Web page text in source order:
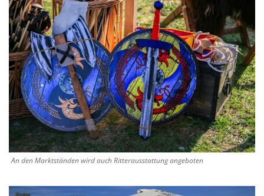
An den Marktständen wird auch Ritterausstattung angeboten